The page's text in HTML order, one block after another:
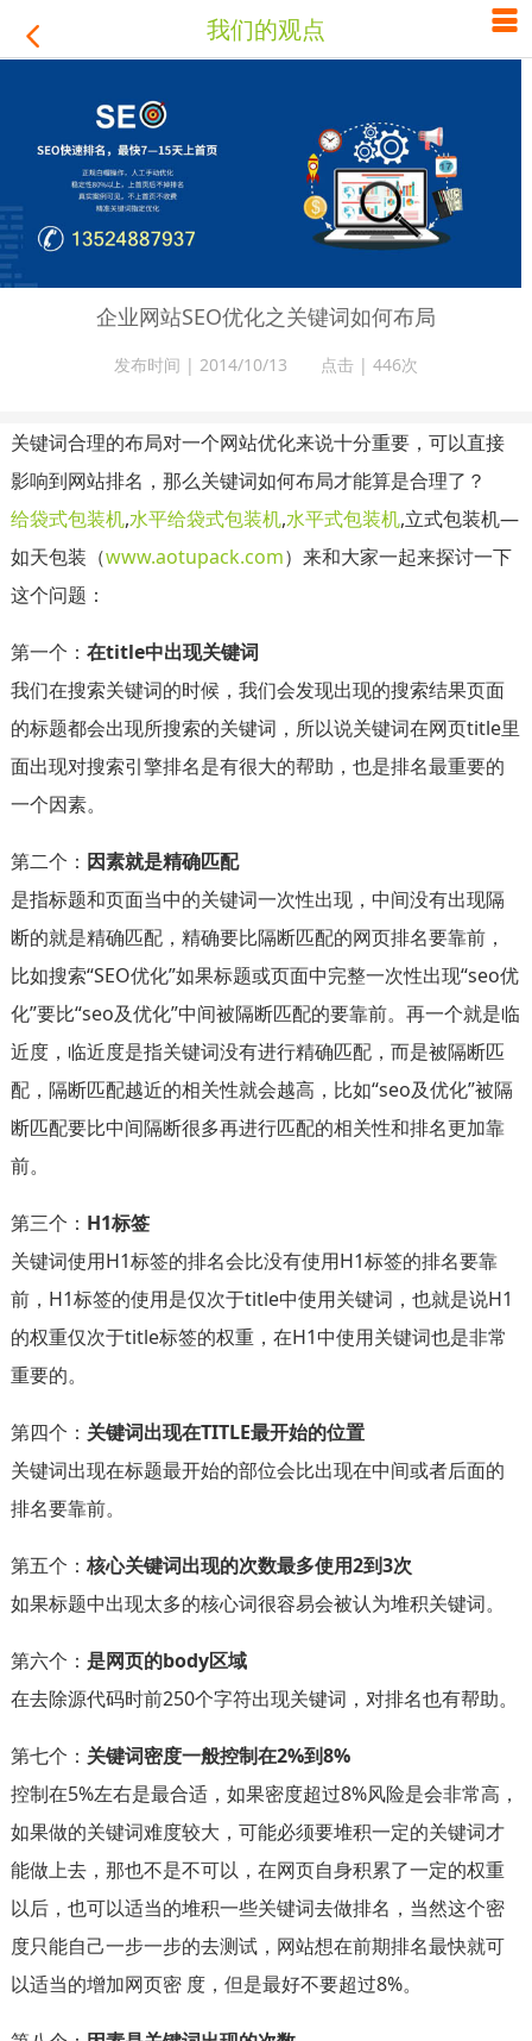
 我们的观点 
企业网站SEO优化之关键词如何布局
发布时间 | 2014/10/13 点击 | 446次
关键词合理的布局对一个网站优化来说十分重要，可以直接
影响到网站排名，那么关键词如何布局才能算是合理了？
给袋式包装机,水平给袋式包装机,水平式包装机,立式包装机—
如天包装（www.aotupack.com）来和大家一起来探讨一下
这个问题：
第一个： 在title中出现关键词
我们在搜索关键词的时候，我们会发现出现的搜索结果页面
的标题都会出现所搜索的关键词，所以说关键词在网页title里
面出现对搜索引擎排名是有很大的帮助，也是排名最重要的
一个因素。
第二个： 因素就是精确匹配
是指标题和页面当中的关键词一次性出现，中间没有出现隔
断的就是精确匹配，精确要比隔断匹配的网页排名要靠前，
比如搜索“SEO优化”如果标题或页面中完整一次性出现“seo优
化”要比“seo及优化”中间被隔断匹配的要靠前。再一个就是临
近度，临近度是指关键词没有进行精确匹配，而是被隔断匹
配，隔断匹配越近的相关性就会越高，比如“seo及优化”被隔
断匹配要比中间隔断很多再进行匹配的相关性和排名更加靠
前。
第三个： H1标签
关键词使用H1标签的排名会比没有使用H1标签的排名要靠
前，H1标签的使用是仅次于title中使用关键词，也就是说H1
的权重仅次于title标签的权重，在H1中使用关键词也是非常
重要的。
第四个： 关键词出现在TITLE最开始的位置
关键词出现在标题最开始的部位会比出现在中间或者后面的
排名要靠前。
第五个： 核心关键词出现的次数最多使用2到3次
如果标题中出现太多的核心词很容易会被认为堆积关键词。
第六个： 是网页的body区域
在去除源代码时前250个字符出现关键词，对排名也有帮助。
第七个： 关键词密度一般控制在2%到8%
控制在5%左右是最合适，如果密度超过8%风险是会非常高，
如果做的关键词难度较大，可能必须要堆积一定的关键词才
能做上去，那也不是不可以，在网页自身积累了一定的权重
以后，也可以适当的堆积一些关键词去做排名，当然这个密
度只能自己一步一步的去测试，网站想在前期排名最快就可
以适当的增加网页密 度，但是最好不要超过8%。